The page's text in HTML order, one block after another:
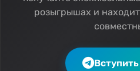
розыгрышах и